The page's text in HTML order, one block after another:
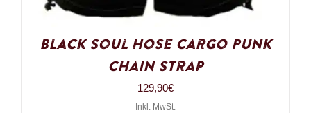
Black Soul Hose Cargo Punk
Chain Strap
129,90€
Inkl. MwSt.